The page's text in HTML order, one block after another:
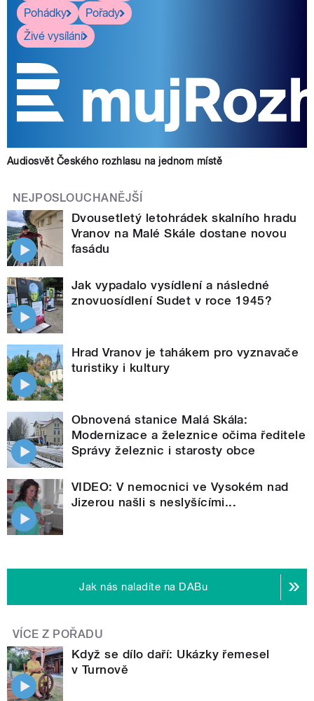
Pohádky
Pořady
Živé vysílání
Audiosvět Českého rozhlasu na jednom místě
NEJPOSLOUCHANĚJŠÍ
Dvousetletý letohrádek skalního hradu
Vranov na Malé Skále dostane novou
fasádu
Jak vypadalo vysídlení a následné
znovuosídlení Sudet v roce 1945?
Hrad Vranov je tahákem pro vyznavače
turistiky i kultury
Obnovená stanice Malá Skála:
Modernizace a železnice očima ředitele
Správy železnic i starosty obce
VIDEO: V nemocnici ve Vysokém nad
Jizerou našli s neslyšícími...
Jak nás naladíte na DABu
VÍCE Z POŘADU
Když se dílo daří: Ukázky řemesel
v Turnově